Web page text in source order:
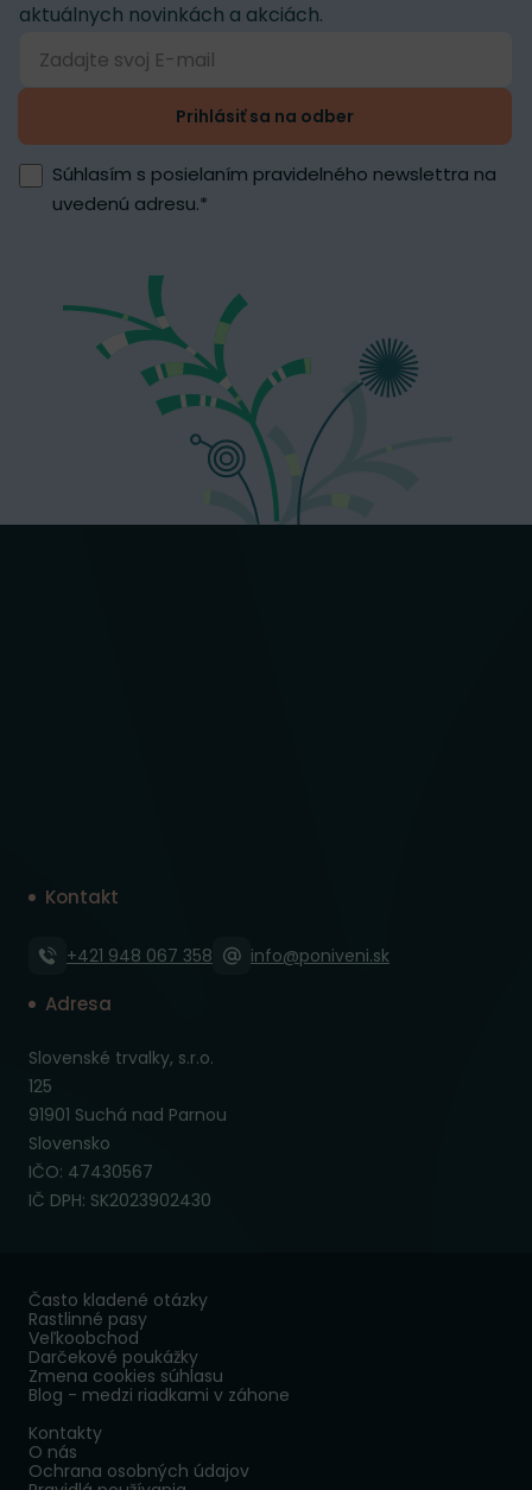
aktuálnych novinkách a akciách.
Prihlásiť sa na odber
Súhlasím s posielaním pravidelného newslettra na
uvedenú adresu.*
Kontakt
+421 948 067 358 info@poniveni.sk
Adresa
Slovenské trvalky, s.r.o.
125
91901 Suchá nad Parnou
Slovensko
IČO: 47430567
IČ DPH: SK2023902430
Často kladené otázky
Rastlinné pasy
Veľkoobchod
Darčekové poukážky
Zmena cookies súhlasu
Blog - medzi riadkami v záhone
Kontakty
O nás
Ochrana osobných údajov